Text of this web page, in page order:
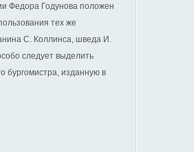
Федора Годунова положен
тех же
С. Коллинса, шведа И.
следует выделить
бургомистра, изданную в